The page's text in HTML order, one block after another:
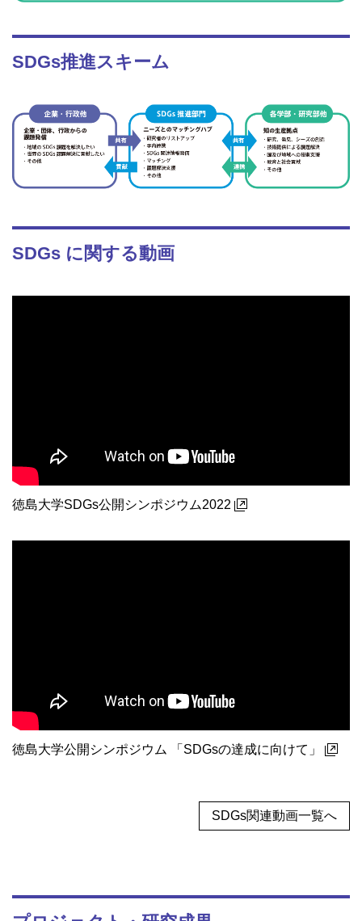
SDGs推進スキーム
SDGs に関する動画
徳島大学SDGs公開シンポジウム2022
徳島大学公開シンポジウム 「SDGsの達成に向けて」
SDGs関連動画一覧へ